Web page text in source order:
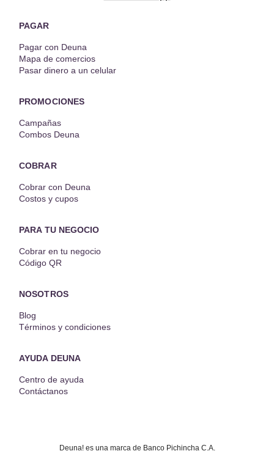
PAGAR
Pagar con Deuna
Mapa de comercios
Pasar dinero a un celular
PROMOCIONES
Campañas
Combos Deuna
COBRAR
Cobrar con Deuna
Costos y cupos
PARA TU NEGOCIO
Cobrar en tu negocio
Código QR
NOSOTROS
Blog
Términos y condiciones
AYUDA DEUNA
Centro de ayuda
Contáctanos
Deuna! es una marca de Banco Pichincha C.A.